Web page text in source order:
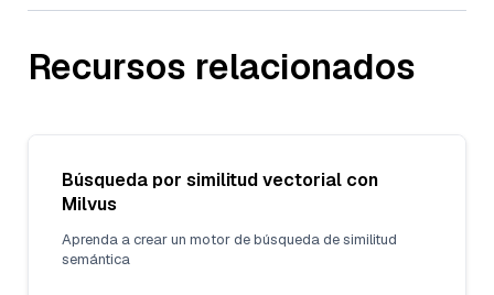
Recursos relacionados
Búsqueda por similitud vectorial con
Milvus
Aprenda a crear un motor de búsqueda de similitud
semántica